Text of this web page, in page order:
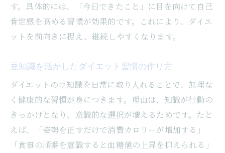
ダイエットで美しいボディラインを作る方
法
日常生活で取り入れたい姿勢改善習慣
ピラティスで美しい体型を目指すポイント
日々の小さな努力がダイエット成功の鍵
肩こり腰痛もサポートするダイエット法
ダイエットで肩こり腰痛を軽減する方法
す。具体的には、「今日できたこと」に目を向けて自己
肯定感を高める習慣が効果的です。これにより、ダイエ
ットを前向きに捉え、継続しやすくなります。
豆知識を活かしたダイエット習慣の作り方
ダイエットの豆知識を日常に取り入れることで、無理な
く健康的な習慣が身につきます。理由は、知識が行動の
きっかけとなり、意識的な選択が増えるためです。たと
えば、「姿勢を正すだけで消費カロリーが増加する」
「食事の順番を意識すると血糖値の上昇を抑えられる」